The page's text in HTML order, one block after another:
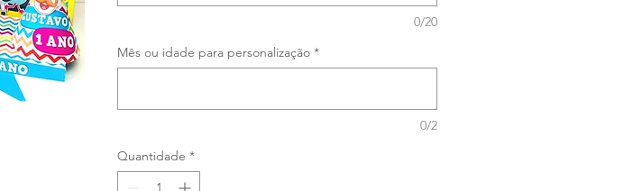
0/20
Mês ou idade para personalização *
0/2
Quantidade *